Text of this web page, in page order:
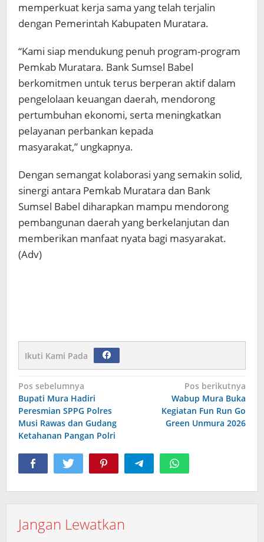
memperkuat kerja sama yang telah terjalin
dengan Pemerintah Kabupaten Muratara.
“Kami siap mendukung penuh program-program
Pemkab Muratara. Bank Sumsel Babel
berkomitmen untuk terus berperan aktif dalam
pengelolaan keuangan daerah, mendorong
pertumbuhan ekonomi, serta meningkatkan
pelayanan perbankan kepada
masyarakat,” ungkapnya.
Dengan semangat kolaborasi yang semakin solid,
sinergi antara Pemkab Muratara dan Bank
Sumsel Babel diharapkan mampu mendorong
pembangunan daerah yang berkelanjutan dan
memberikan manfaat nyata bagi masyarakat.
(Adv)
Ikuti Kami Pada
Navigasi
pos
Pos sebelumnya
Bupati Mura Hadiri
Peresmian SPPG Polres
Musi Rawas dan Gudang
Ketahanan Pangan Polri
Pos berikutnya
Wabup Mura Buka
Kegiatan Fun Run Go
Green Unmura 2026
Jangan Lewatkan